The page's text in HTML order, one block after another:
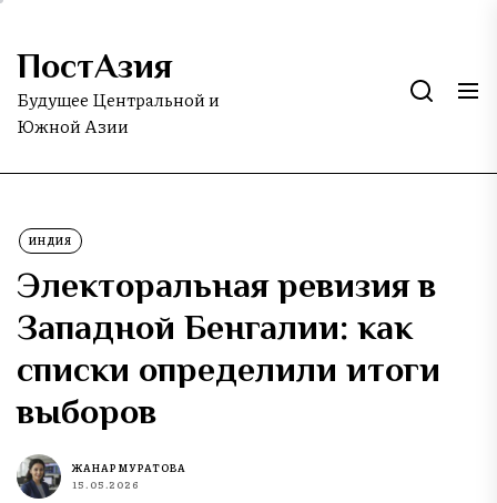
Skip
the
content
ПостАзия
Будущее Центральной и
Южной Азии
ИНДИЯ
Электоральная ревизия в
Западной Бенгалии: как
списки определили итоги
выборов
ЖАНАР МУРАТОВА
15.05.2026